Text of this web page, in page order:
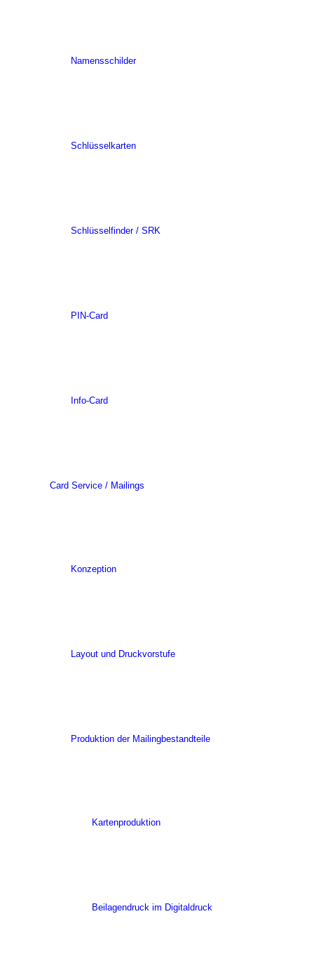
Namensschilder
Schlüsselkarten
Schlüsselfinder / SRK
PIN-Card
Info-Card
Card Service / Mailings
Konzeption
Layout und Druckvorstufe
Produktion der Mailingbestandteile
Kartenproduktion
Beilagendruck im Digitaldruck